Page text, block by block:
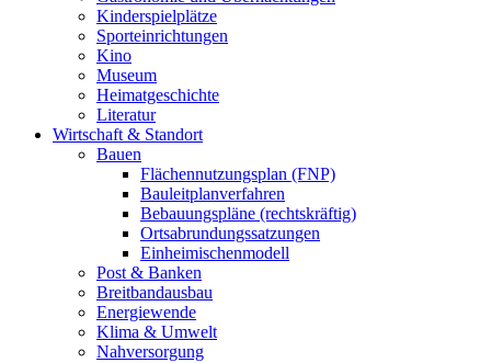
Kinderspielplätze
Sporteinrichtungen
Kino
Museum
Heimatgeschichte
Literatur
Wirtschaft & Standort
Bauen
Flächennutzungsplan (FNP)
Bauleitplanverfahren
Bebauungspläne (rechtskräftig)
Ortsabrundungssatzungen
Einheimischenmodell
Post & Banken
Breitbandausbau
Energiewende
Klima & Umwelt
Nahversorgung